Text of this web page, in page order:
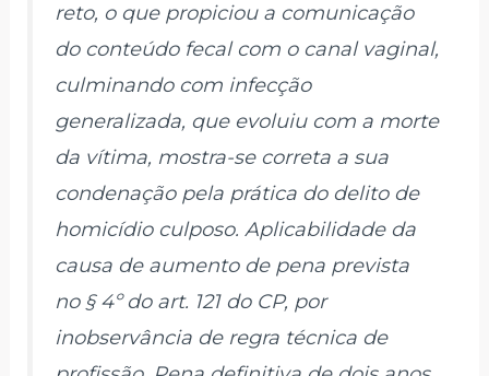
reto, o que propiciou a comunicação
do conteúdo fecal com o canal vaginal,
culminando com infecção
generalizada, que evoluiu com a morte
da vítima, mostra-se correta a sua
condenação pela prática do delito de
homicídio culposo. Aplicabilidade da
causa de aumento de pena prevista
no § 4º do art. 121 do CP, por
inobservância de regra técnica de